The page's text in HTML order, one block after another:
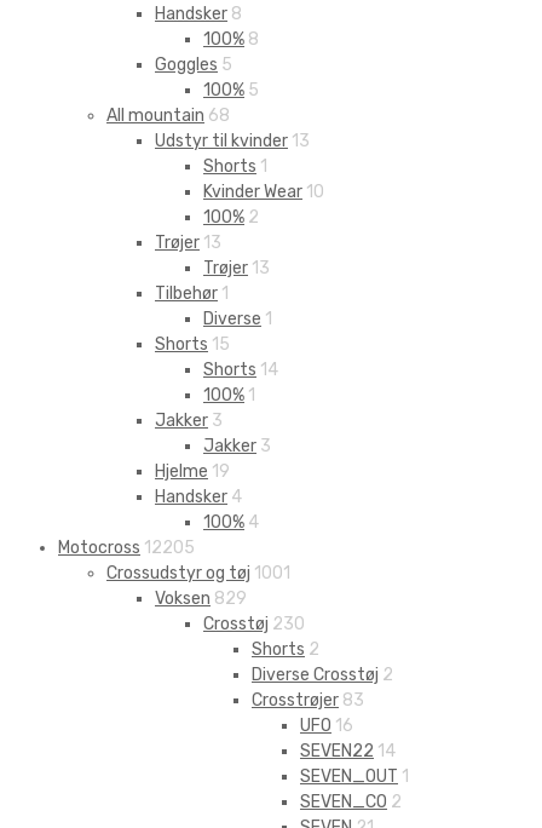
Handsker 8
100% 8
Goggles 5
100% 5
All mountain 68
Udstyr til kvinder 13
Shorts 1
Kvinder Wear 10
100% 2
Trøjer 13
Trøjer 13
Tilbehør 1
Diverse 1
Shorts 15
Shorts 14
100% 1
Jakker 3
Jakker 3
Hjelme 19
Handsker 4
100% 4
Motocross 12205
Crossudstyr og tøj 1001
Voksen 829
Crosstøj 230
Shorts 2
Diverse Crosstøj 2
Crosstrøjer 83
UFO 16
SEVEN22 14
SEVEN_OUT 1
SEVEN_CO 2